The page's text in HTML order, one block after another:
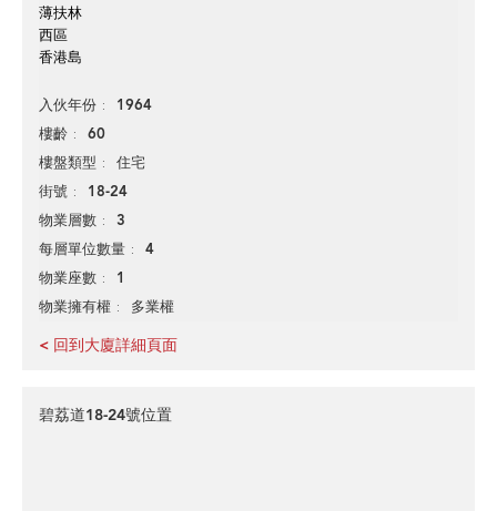
薄扶林
西區
香港島
入伙年份 1964
樓齡 60
樓盤類型 住宅
街號 18-24
物業層數 3
每層單位數量 4
物業座數 1
物業擁有權 多業權
< 回到大廈詳細頁面
碧荔道18-24號位置